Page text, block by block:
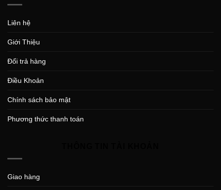
Liên hệ
Giới Thiệu
Đổi trả hàng
Điều Khoản
Chính sách bảo mật
Phương thức thanh toán
Giao hàng